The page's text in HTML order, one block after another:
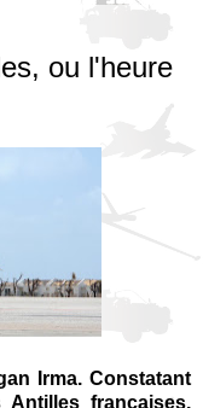
ou l'heure
Irma. Constatant
françaises,